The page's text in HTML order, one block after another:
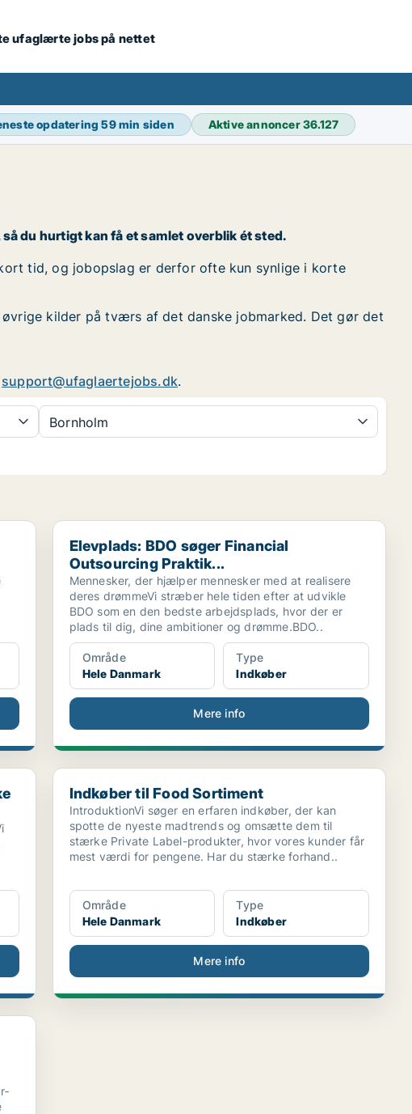
ufaglærte jobs på nettet
opdatering59 min siden Aktive annoncer36.127
du hurtigt kan få et samlet overblik ét sted.
tid, og jobopslag er derfor ofte kun synlige i korte
kilder på tværs af det danske jobmarked. Det gør det
support@ufaglaertejobs.dk.
Bornholm
Elevplads: BDO søger Financial Outsourcing Praktik...
Elevplads: BDO søger Financial
Outsourcing Praktik...
Mennesker, der hjælper mennesker med at realisere
deres drømmeVi stræber hele tiden efter at udvikle
BDO som en den bedste arbejdsplads, hvor der er
plads til dig, dine ambitioner og drømme.BDO..
Område
Hele Danmark
Type
Indkøber
Mere info
Indkøber til Food Sortiment
Indkøber til Food Sortiment
IntroduktionVi søger en erfaren indkøber, der kan
spotte de nyeste madtrends og omsætte dem til
stærke Private Label-produkter, hvor vores kunder får
mest værdi for pengene. Har du stærke forhand..
Område
Hele Danmark
Type
Indkøber
Mere info